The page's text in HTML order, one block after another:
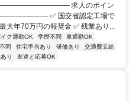
求人のポイン
✅ 国交省認定工場で
大年70万円の報奨金 ✅ 残業あり...
イク通勤OK 学歴不問
車通勤OK
問 住宅手当あり 研修あり
交通費支給
り 友達と応募OK